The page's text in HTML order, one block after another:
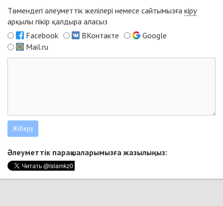
Төмендегі әлеуметтік желілері немесе сайтымызға кіру
арқылы пікір қалдыра аласыз
Facebook
ВКонтакте
Google
Mail.ru
Әлеуметтік парақшаларымызға жазылыңыз: